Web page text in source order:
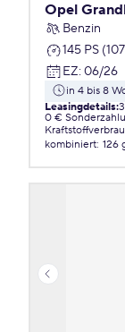
Opel
Benzin
145 PS
EZ: 06/26
in 4 bis 8
Leasingdetails:
0 €
kombiniert: 126